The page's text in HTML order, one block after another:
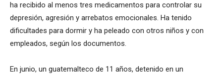
ha recibido al menos tres medicamentos para controlar su
depresión, agresión y arrebatos emocionales. Ha tenido
dificultades para dormir y ha peleado con otros niños y con
empleados, según los documentos.
En junio, un guatemalteco de 11 años, detenido en un